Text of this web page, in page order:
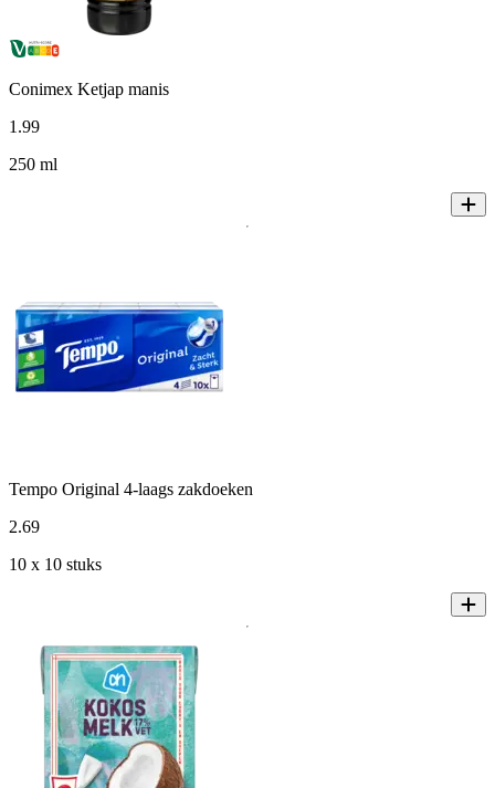
Conimex Ketjap manis
1 .99
250 ml
Tempo Original 4-laags zakdoeken
2.69
10 x 10 stuks